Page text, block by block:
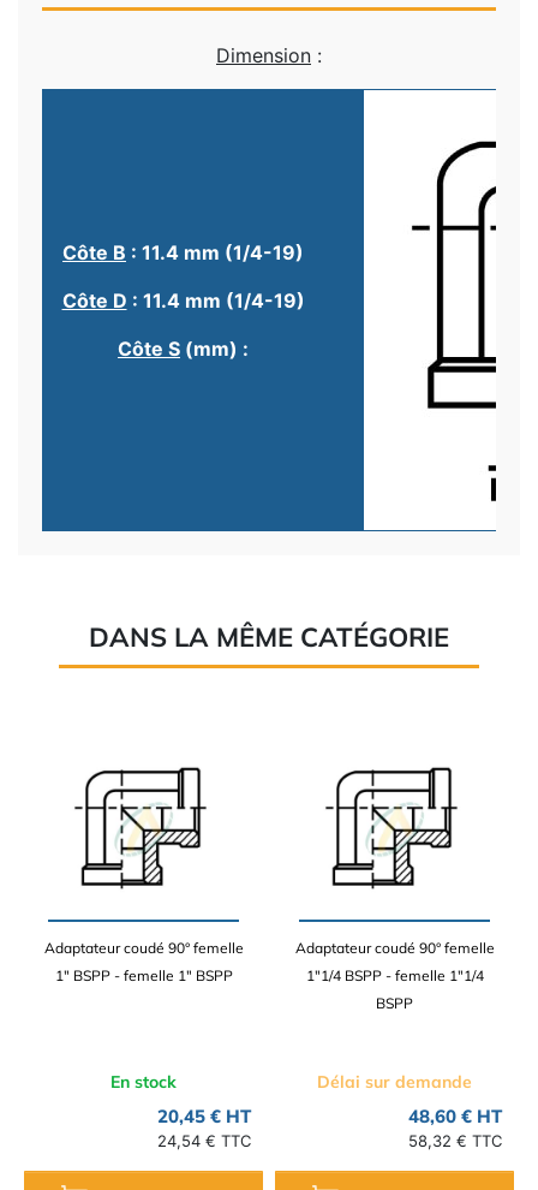
Dimension :
Côte B : 11.4 mm (1/4-19)
Côte D : 11.4 mm (1/4-19)
Côte S (mm) :
DANS LA MÊME CATÉGORIE
Adaptateur coudé 90° femelle
1" BSPP - femelle 1" BSPP
En stock
20,45 € HT
24,54 € TTC
Adaptateur coudé 90° femelle
1"1/4 BSPP - femelle 1"1/4
BSPP
Délai sur demande
48,60 € HT
58,32 € TTC